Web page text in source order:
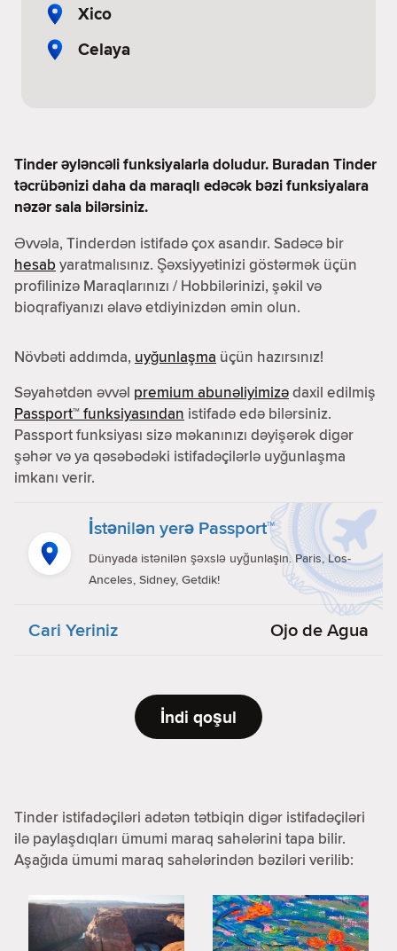
Xico
Celaya
Tinder əyləncəli funksiyalarla doludur. Buradan Tinder
təcrübənizi daha da maraqlı edəcək bəzi funksiyalara
nəzər sala bilərsiniz.
Əvvəla, Tinderdən istifadə çox asandır. Sadəcə bir
hesab yaratmalısınız. Şəxsiyyətinizi göstərmək üçün
profilinizə Maraqlarınızı / Hobbilərinizi, şəkil və
bioqrafiyanızı əlavə etdiyinizdən əmin olun.
Növbəti addımda, uyğunlaşma üçün hazırsınız!
Səyahətdən əvvəl premium abunəliyimizədaxil edilmiş
Passport™ funksiyasından istifadə edə bilərsiniz.
Passport funksiyası sizə məkanınızı dəyişərək digər
şəhər və ya qəsəbədəki istifadəçilərlə uyğunlaşma
imkanı verir.
İstənilən yerə Passport™
Dünyada istənilən şəxslə uyğunlaşın. Paris, Los-
Anceles, Sidney, Getdik!
Cari Yeriniz Ojo de Agua
İndi qoşul
Tinder istifadəçiləri adətən tətbiqin digər istifadəçiləri
ilə paylaşdıqları ümumi maraq sahələrini tapa bilir.
Aşağıda ümumi maraq sahələrindən bəziləri verilib: